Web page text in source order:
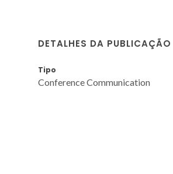
DETALHES DA PUBLICAÇÃO
Tipo
Conference Communication